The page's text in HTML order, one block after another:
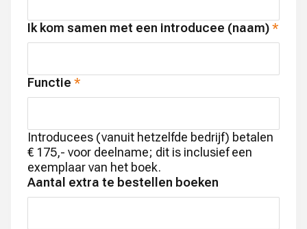
Ik kom samen met een introducee (naam)
Functie
Introducees (vanuit hetzelfde bedrijf) betalen
€ 175,- voor deelname; dit is inclusief een
exemplaar van het boek.
Aantal extra te bestellen boeken